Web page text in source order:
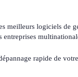
meilleurs logiciels de
entreprises
rapide de